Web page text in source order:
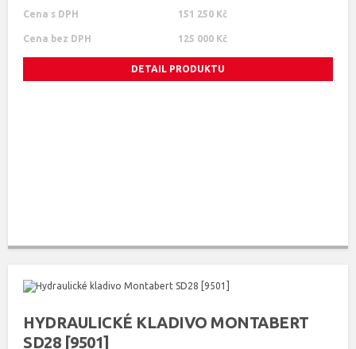
Cena s DPH 151 250 Kč
Cena bez DPH 125 000 Kč
DETAIL PRODUKTU
HYDRAULICKÉ KLADIVO MONTABERT
SD28 [9501]